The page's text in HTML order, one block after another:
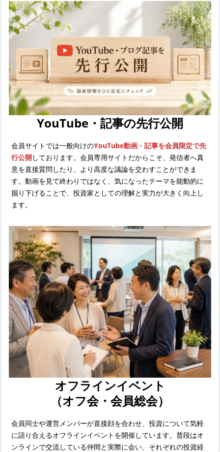
YouTube・記事の先行公開
会員サイトでは一般向けのYouTube動画・記事を会員限定で先
行公開しております。会員専用サイトだからこそ、発信者へ真
意を直接質問したり、より高度な議論を交わすことができま
す。動画を見て終わりではなく、気になったテーマを能動的に
掘り下げることで、投資家としての理解と実力が大きく向上し
ます。
オフラインイベント
（オフ会・会員総会）
会員同士や運営メンバーが直接顔を合わせ、投資について気軽
に語り合えるオフラインイベントを開催しています。普段はオ
ンラインで交流している仲間と実際に会い、それぞれの投資経